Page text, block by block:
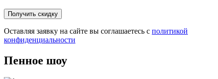
Оставляя заявку на сайте вы соглашаетесь с политикой
конфиденциальности
Пенное шоу